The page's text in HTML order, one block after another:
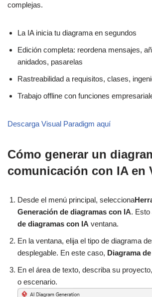
complejas.
La IA inicia tu diagrama en segundos
Edición completa: reordena mensajes,
anidados, pasarelas
Rastreabilidad a requisitos, clases,
Trabajo offline con funciones
Descarga Visual Paradigm aquí
Cómo generar un
comunicación con IA en
Desde el menú principal, selecciona
Generación de diagramas con IA. Esto
de diagramas con IA ventana.
En la ventana, elija el tipo de diagrama
desplegable. En este caso, Diagrama
En el área de texto, describa su
o escenario.